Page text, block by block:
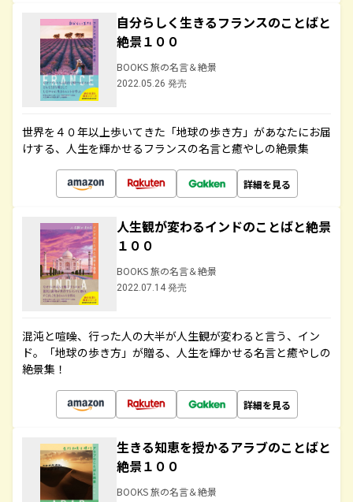
自分らしく生きるフランスのことばと
絶景１００
BOOKS 旅の名言＆絶景
2022.05.26 発売
世界を４０年以上歩いてきた「地球の歩き方」があなたにお届
けする、人生を輝かせるフランスの名言と癒やしの絶景集
詳細を見る
人生観が変わるインドのことばと絶景
１００
BOOKS 旅の名言＆絶景
2022.07.14 発売
混沌と喧噪、行った人の大半が人生観が変わると言う、イン
ド。「地球の歩き方」が贈る、人生を輝かせる名言と癒やしの
絶景集！
詳細を見る
生きる知恵を授かるアラブのことばと
絶景１００
BOOKS 旅の名言＆絶景